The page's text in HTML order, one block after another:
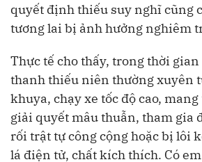
quyết định thiếu suy nghĩ cũng
tương lai bị ảnh hưởng nghiêm
Thực tế cho thấy, trong thời
thanh thiếu niên thường xuyên
khuya, chạy xe tốc độ cao,
giải quyết mâu thuẫn, tham gia
rối trật tự công cộng hoặc bị lôi
lá điện tử, chất kích thích. Có